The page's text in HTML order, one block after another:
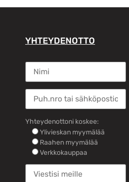
YHTEYDENOTTO
Yhteydenottoni koskee:
Ylivieskan myymälää
Raahen myymälää
Verkkokauppaa